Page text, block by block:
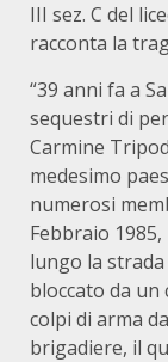
III sez. C del
racconta la
“39 anni fa a
sequestri di
Carmine
medesimo
numerosi
Febbraio
lungo la
bloccato da un
colpi di arma
brigadiere, il